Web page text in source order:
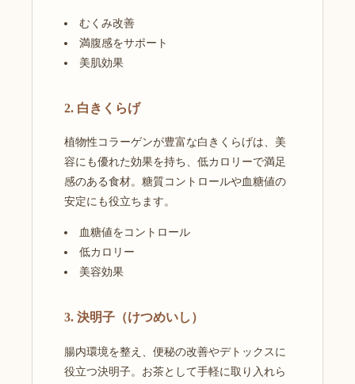
むくみ改善
満腹感をサポート
美肌効果
2. 白きくらげ
植物性コラーゲンが豊富な白きくらげは、美
容にも優れた効果を持ち、低カロリーで満足
感のある食材。糖質コントロールや血糖値の
安定にも役立ちます。
血糖値をコントロール
低カロリー
美容効果
3. 決明子（けつめいし）
腸内環境を整え、便秘の改善やデトックスに
役立つ決明子。お茶として手軽に取り入れら